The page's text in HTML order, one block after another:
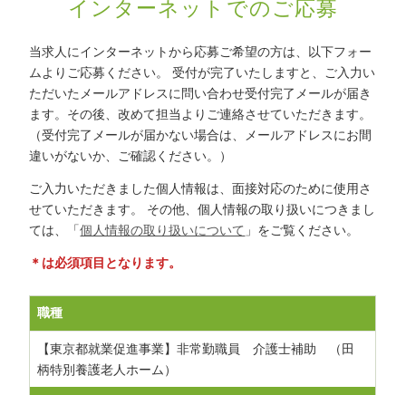
インターネットでのご応募
当求人にインターネットから応募ご希望の方は、以下フォー
ムよりご応募ください。
受付が完了いたしますと、ご入力い
ただいたメールアドレスに問い合わせ受付完了メールが届き
ます。その後、改めて担当よりご連絡させていただきます。
（受付完了メールが届かない場合は、メールアドレスにお間
違いがないか、ご確認ください。）
ご入力いただきました個人情報は、面接対応のために使用さ
せていただきます。
その他、個人情報の取り扱いにつきまし
ては、「個人情報の取り扱いについて 」をご覧ください。
＊は必須項目となります。
職種
【東京都就業促進事業】非常勤職員 介護士補助 （田
柄特別養護老人ホーム）